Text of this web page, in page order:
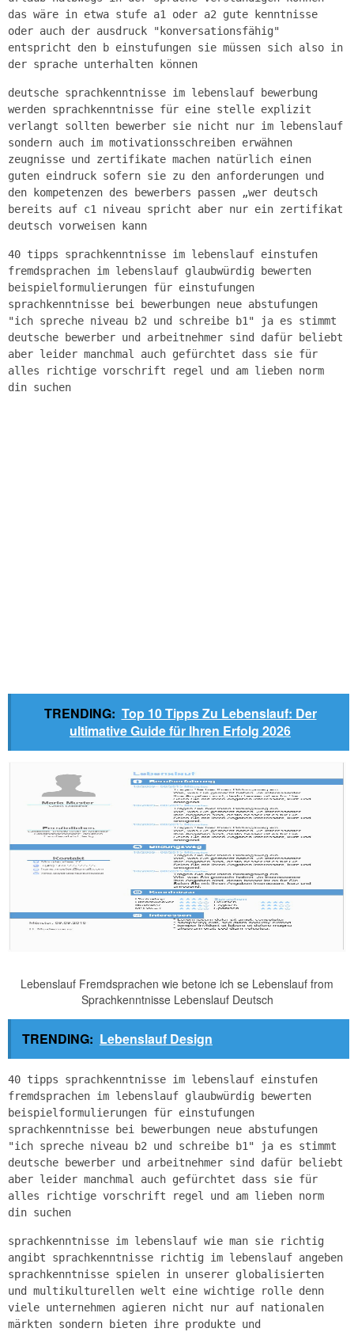
das wäre in etwa stufe a1 oder a2 gute kenntnisse
oder auch der ausdruck "konversationsfähig"
entspricht den b einstufungen sie müssen sich also in
der sprache unterhalten können
deutsche sprachkenntnisse im lebenslauf bewerbung
werden sprachkenntnisse für eine stelle explizit
verlangt sollten bewerber sie nicht nur im lebenslauf
sondern auch im motivationsschreiben erwähnen
zeugnisse und zertifikate machen natürlich einen
guten eindruck sofern sie zu den anforderungen und
den kompetenzen des bewerbers passen „wer deutsch
bereits auf c1 niveau spricht aber nur ein zertifikat
deutsch vorweisen kann
40 tipps sprachkenntnisse im lebenslauf einstufen
fremdsprachen im lebenslauf glaubwürdig bewerten
beispielformulierungen für einstufungen
sprachkenntnisse bei bewerbungen neue abstufungen
"ich spreche niveau b2 und schreibe b1" ja es stimmt
deutsche bewerber und arbeitnehmer sind dafür beliebt
aber leider manchmal auch gefürchtet dass sie für
alles richtige vorschrift regel und am lieben norm
din suchen
TRENDING: Top 10 Tipps Zu Lebenslauf: Der
ultimative Guide für Ihren Erfolg 2026
Lebenslauf Fremdsprachen wie betone ich se Lebenslauf from
Sprachkenntnisse Lebenslauf Deutsch
TRENDING: Lebenslauf Design
40 tipps sprachkenntnisse im lebenslauf einstufen
fremdsprachen im lebenslauf glaubwürdig bewerten
beispielformulierungen für einstufungen
sprachkenntnisse bei bewerbungen neue abstufungen
"ich spreche niveau b2 und schreibe b1" ja es stimmt
deutsche bewerber und arbeitnehmer sind dafür beliebt
aber leider manchmal auch gefürchtet dass sie für
alles richtige vorschrift regel und am lieben norm
din suchen
sprachkenntnisse im lebenslauf wie man sie richtig
angibt sprachkenntnisse richtig im lebenslauf angeben
sprachkenntnisse spielen in unserer globalisierten
und multikulturellen welt eine wichtige rolle denn
viele unternehmen agieren nicht nur auf nationalen
märkten sondern bieten ihre produkte und